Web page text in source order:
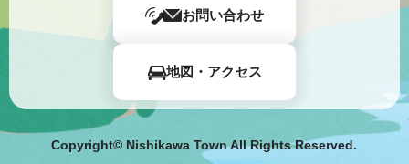
お問い合わせ
地図・アクセス
Copyright© Nishikawa Town All Rights Reserved.